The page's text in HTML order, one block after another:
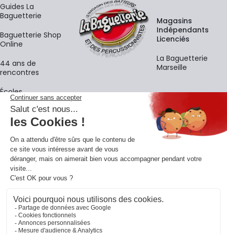
Guides La
Baguetterie
Baguetterie Shop
Online
44 ans de
rencontres
Écoles
Magasins
Indépendants
Licenciés
La Baguetterie
Marseille
La newsletter
Adresse e-mail
En vous inscrivant à notre newsletter, vous acceptez notre
confidentialité.
Retrouvons-nous sur